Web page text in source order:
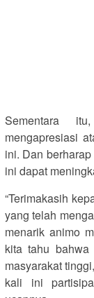
Sementara
mengapresiasi
ini. Dan
ini dapat
“Terimakasih
yang telah
menarik animo
kita tahu bahwa
masyarakat
kali ini